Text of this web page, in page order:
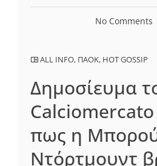
No Comments
ALL INFO, ΠΑΟΚ, HOT GOSSIP
Δημοσίευμα
πως η
Ντόρτμουντ